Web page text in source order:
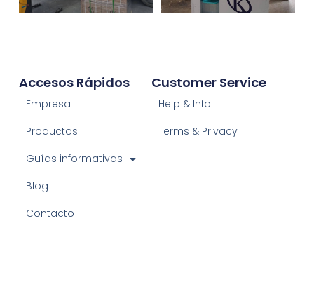
Customer Service
Help & Info
Terms & Privacy
Accesos Rápidos
Empresa
Productos
Guías informativas
Blog
Contacto